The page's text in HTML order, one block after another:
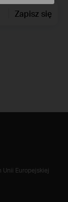
Zapisz się
Unii Europejskiej